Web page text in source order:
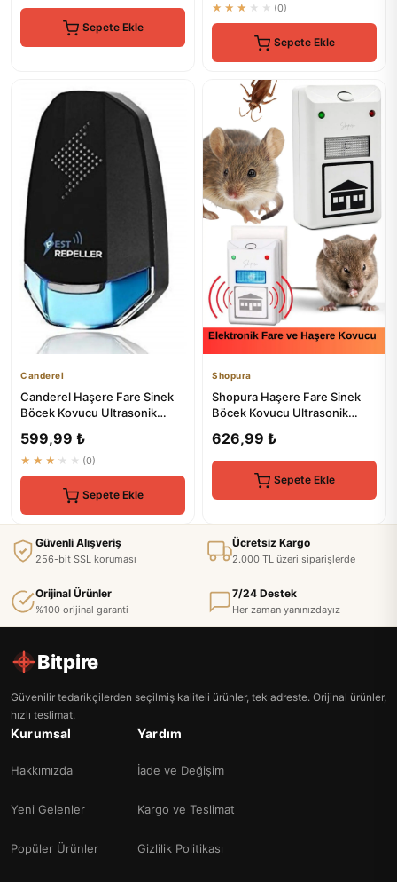
Sepete Ekle
★★★★★ (0)
Sepete Ekle
Canderel
Canderel Haşere Fare Sinek
Böcek Kovucu Ultrasonik
599,99 ₺
★★★★★ (0)
Sepete Ekle
Shopura
Shopura Haşere Fare Sinek
Böcek Kovucu Ultrasonik
626,99 ₺
Sepete Ekle
Güvenli Alışveriş
256-bit SSL koruması
Ücretsiz Kargo
2.000 TL üzeri siparişlerde
Orijinal Ürünler
%100 orijinal garanti
7/24 Destek
Her zaman yanınızdayız
Bitpire
Güvenilir tedarikçilerden seçilmiş kaliteli ürünler, tek adreste. Orijinal ürünler,
hızlı teslimat.
Kurumsal
Hakkımızda
Yeni Gelenler
Popüler Ürünler
Yardım
İade ve Değişim
Kargo ve Teslimat
Gizlilik Politikası